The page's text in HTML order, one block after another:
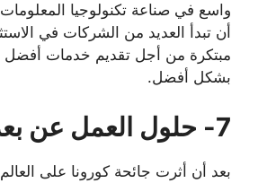
واسع في صناعة تكنولوجيا
أن تبدأ العديد من الشركات في
مبتكرة من أجل تقديم خدمات أفضل
بشكل أفضل.
7- حلول العمل عن بعد
بعد أن أثرت جائحة كورونا على